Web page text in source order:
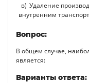
Удаление
внутренним
Вопрос:
В общем случае,
является:
Варианты ответа: